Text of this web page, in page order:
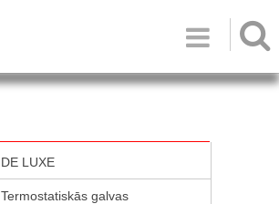

DE LUXE
Termostatiskās galvas